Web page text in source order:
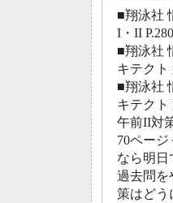
■翔泳社
I・II P.280
■翔泳社
キテクト
■翔泳社
キテクト
午前II対
70ペー
なら明日
過去問を
策はどう